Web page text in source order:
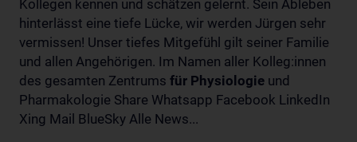
Kollegen kennen und schätzen gelernt. Sein Ableben
hinterlässt eine tiefe Lücke, wir werden Jürgen sehr
vermissen! Unser tiefes Mitgefühl gilt seiner Familie
und allen Angehörigen. Im Namen aller Kolleg:innen
des gesamten Zentrums für Physiologie und
Pharmakologie Share Whatsapp Facebook LinkedIn
Xing Mail BlueSky Alle News...